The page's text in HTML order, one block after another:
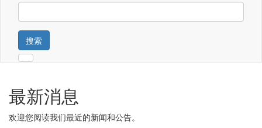
搜索
最新消息
欢迎您阅读我们最近的新闻和公告。